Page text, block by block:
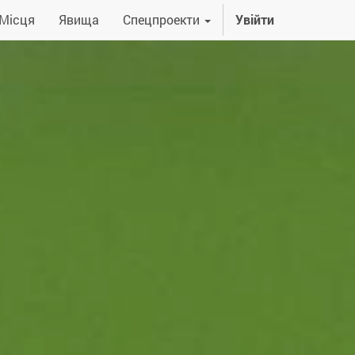
Явища Спецпроекти Увійти